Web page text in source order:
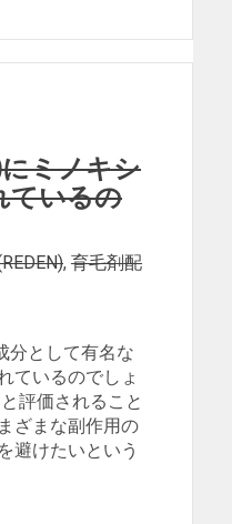
にミノキシ
ているの
, 育毛剤配
分として有名な
ているのでしょ
評価されること
ざまな副作用の
避けたいという